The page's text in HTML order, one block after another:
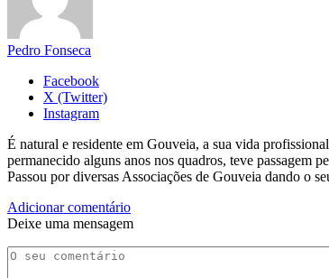
Pedro Fonseca
Facebook
X (Twitter)
Instagram
É natural e residente em Gouveia, a sua vida
permanecido alguns anos nos quadros, teve passagem
Passou por diversas Associações de Gouveia dando o
Adicionar comentário
Deixe uma mensagem